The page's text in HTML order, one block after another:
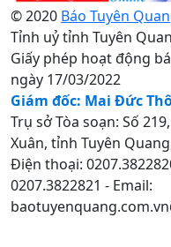
© 2020 Báo Tuyên
Tỉnh uỷ tỉnh Tuyên
Giấy phép hoạt động
ngày 17/03/2022
Giám đốc: Mai Đức
Trụ sở Tòa soạn: Số
Xuân, tỉnh Tuyên
Điện thoại:
0207.3822821 - Email: